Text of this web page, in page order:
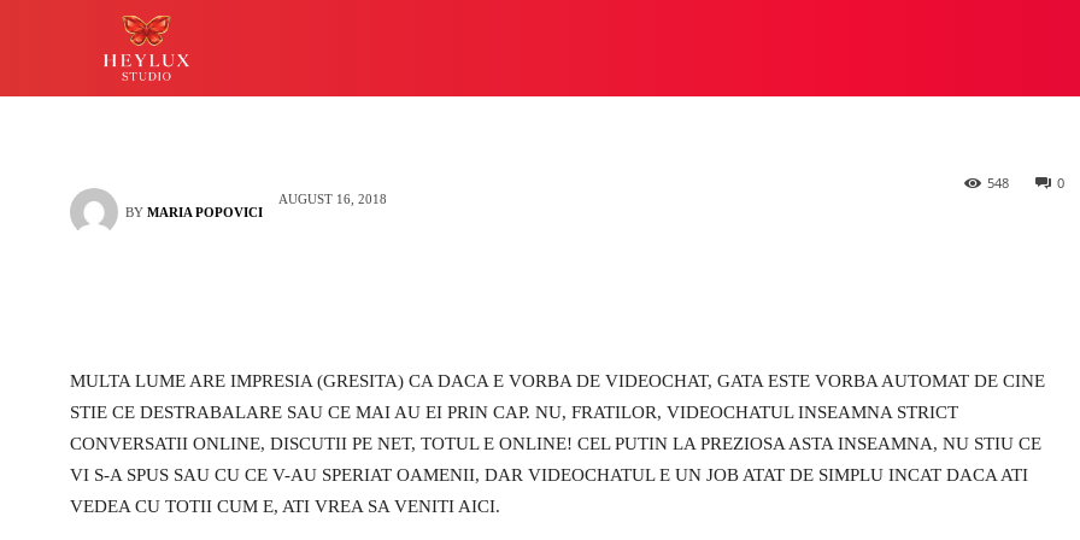
la Preziosa?
BY MARIA POPOVICI
AUGUST 16, 2018
0
548
MULTA LUME ARE IMPRESIA (GRESITA) CA DACA E VORBA DE VIDEOCHAT, GATA ESTE VORBA AUTOMAT DE CINE
STIE CE DESTRABALARE SAU CE MAI AU EI PRIN CAP. NU, FRATILOR, VIDEOCHATUL INSEAMNA STRICT
CONVERSATII ONLINE, DISCUTII PE NET, TOTUL E ONLINE! CEL PUTIN LA PREZIOSA ASTA INSEAMNA, NU STIU CE
VI S-A SPUS SAU CU CE V-AU SPERIAT OAMENII, DAR VIDEOCHATUL E UN JOB ATAT DE SIMPLU INCAT DACA ATI
VEDEA CU TOTII CUM E, ATI VREA SA VENITI AICI.